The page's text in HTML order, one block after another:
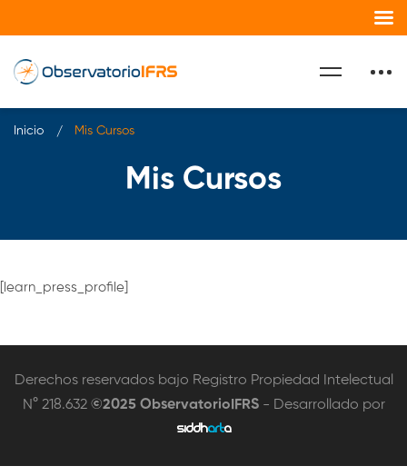
Mis Cursos
Inicio Mis Cursos
[learn_press_profile]
Derechos reservados bajo Registro Propiedad Intelectual
N° 218.632 ©2025 ObservatorioIFRS- Desarrollado por